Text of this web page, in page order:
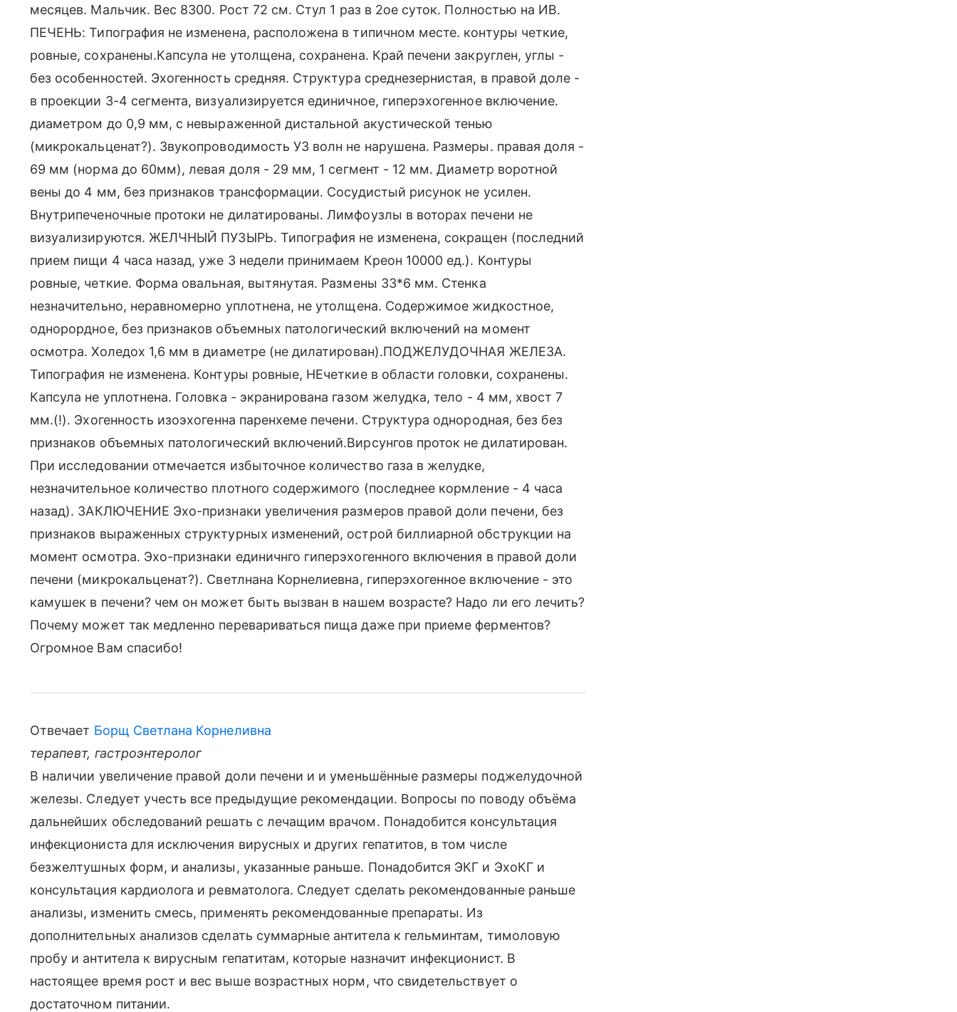
месяцев. Мальчик. Вес 8300. Рост 72 см. Стул 1 раз в 2ое суток. Полностью на ИВ.
ПЕЧЕНЬ: Типография не изменена, расположена в типичном месте. контуры четкие,
ровные, сохранены.Капсула не утолщена, сохранена. Край печени закруглен, углы -
без особенностей. Эхогенность средняя. Структура среднезернистая, в правой доле -
в проекции 3-4 сегмента, визуализируется единичное, гиперэхогенное включение.
диаметром до 0,9 мм, с невыраженной дистальной акустической тенью
(микрокальценат?). Звукопроводимость УЗ волн не нарушена. Размеры. правая доля -
69 мм (норма до 60мм), левая доля - 29 мм, 1 сегмент - 12 мм. Диаметр воротной
вены до 4 мм, без признаков трансформации. Сосудистый рисунок не усилен.
Внутрипеченочные протоки не дилатированы. Лимфоузлы в воторах печени не
визуализируются. ЖЕЛЧНЫЙ ПУЗЫРЬ. Типография не изменена, сокращен (последний
прием пищи 4 часа назад, уже 3 недели принимаем Креон 10000 ед.). Контуры
ровные, четкие. Форма овальная, вытянутая. Размены 33*6 мм. Стенка
незначительно, неравномерно уплотнена, не утолщена. Содержимое жидкостное,
однорордное, без признаков объемных патологический включений на момент
осмотра. Холедох 1,6 мм в диаметре (не дилатирован).ПОДЖЕЛУДОЧНАЯ ЖЕЛЕЗА.
Типография не изменена. Контуры ровные, НЕчеткие в области головки, сохранены.
Капсула не уплотнена. Головка - экранирована газом желудка, тело - 4 мм, хвост 7
мм.(!). Эхогенность изоэхогенна паренхеме печени. Структура однородная, без без
признаков объемных патологический включений.Вирсунгов проток не дилатирован.
При исследовании отмечается избыточное количество газа в желудке,
незначительное количество плотного содержимого (последнее кормление - 4 часа
назад). ЗАКЛЮЧЕНИЕ Эхо-признаки увеличения размеров правой доли печени, без
признаков выраженных структурных изменений, острой биллиарной обструкции на
момент осмотра. Эхо-признаки единичнго гиперэхогенного включения в правой доли
печени (микрокальценат?). Светлнана Корнелиевна, гиперэхогенное включение - это
камушек в печени? чем он может быть вызван в нашем возрасте? Надо ли его лечить?
Почему может так медленно перевариваться пища даже при приеме ферментов?
Огромное Вам спасибо!
Отвечает Борщ Светлана Корнеливна
терапевт, гастроэнтеролог
В наличии увеличение правой доли печени и и уменьшённые размеры поджелудочной
железы. Следует учесть все предыдущие рекомендации. Вопросы по поводу объёма
дальнейших обследований решать с лечащим врачом. Понадобится консультация
инфекциониста для исключения вирусных и других гепатитов, в том числе
безжелтушных форм, и анализы, указанные раньше. Понадобится ЭКГ и ЭхоКГ и
консультация кардиолога и ревматолога. Следует сделать рекомендованные раньше
анализы, изменить смесь, применять рекомендованные препараты. Из
дополнительных анализов сделать суммарные антитела к гельминтам, тимоловую
пробу и антитела к вирусным гепатитам, которые назначит инфекционист. В
настоящее время рост и вес выше возрастных норм, что свидетельствует о
достаточном питании.